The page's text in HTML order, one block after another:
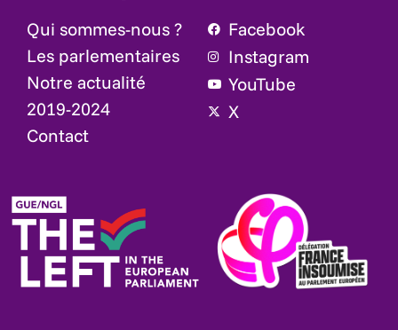
Qui sommes-nous ?
Les parlementaires
Notre actualité
2019-2024
Contact
Facebook
Instagram
YouTube
X